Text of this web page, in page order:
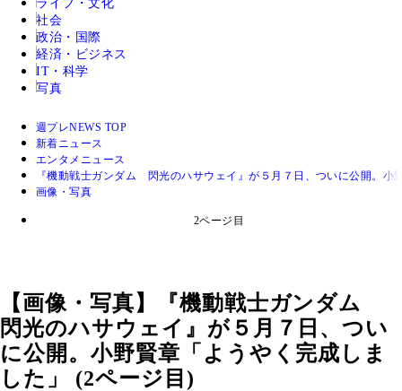
ライフ・文化
社会
政治・国際
経済・ビジネス
IT・科学
写真
週プレNEWS TOP
新着ニュース
エンタメニュース
『機動戦士ガンダム 閃光のハサウェイ』が５月７日、ついに公開。小
画像・写真
2ページ目
【画像・写真】『機動戦士ガンダム
閃光のハサウェイ』が５月７日、つい
に公開。小野賢章「ようやく完成しま
した」 (2ページ目)